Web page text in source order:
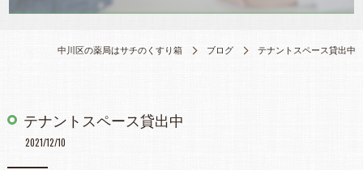
中川区の薬局はサチのくすり箱 ブログ テナントスペース貸出中
テナントスペース貸出中
2021/12/10